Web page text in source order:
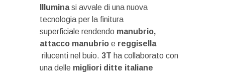
Illuminasi avvale di una nuova
tecnologia per la finitura
superficiale rendendo manubrio,
attacco manubrio e reggisella
rilucenti nel buio. 3T ha collaborato con
una delle migliori ditte italiane